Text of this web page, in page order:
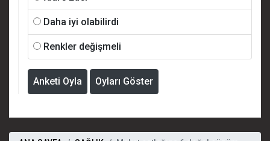
Daha iyi olabilirdi
Renkler değişmeli
Anketi Oyla Oyları Göster